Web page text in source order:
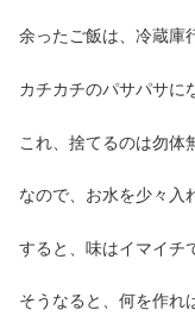
余ったご飯は、冷蔵庫
カチカチのパサパサに
これ、捨てるのは勿体
なので、お水を少々入
すると、味はイマイチ
そうなると、何を作れ